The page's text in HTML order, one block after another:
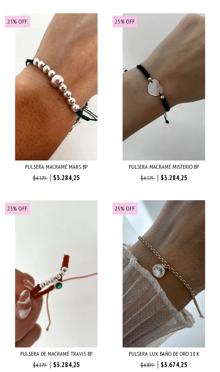
25% OFF
PULSERA MACRAMÉ MARS BP
$4.379
$3.284,25
25% OFF
PULSERA MACRAMÉ MISTERIO BP
$4.379
$3.284,25
25% OFF
PULSERA DE MACRAMÉ TRAVIS BP
$4.379
$3.284,25
25% OFF
PULSERA LUX BAÑO DE ORO 18 K
$4.899
$3.674,25